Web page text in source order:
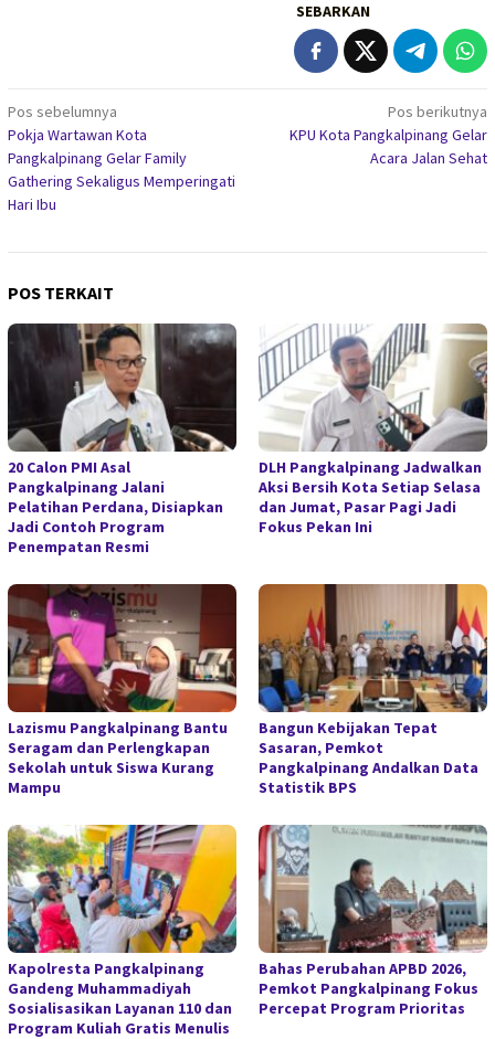
SEBARKAN
Navigasi
pos
Pos sebelumnya
Pokja Wartawan Kota
Pangkalpinang Gelar Family
Gathering Sekaligus Memperingati
Hari Ibu
Pos berikutnya
KPU Kota Pangkalpinang Gelar
Acara Jalan Sehat
POS TERKAIT
20 Calon PMI Asal
Pangkalpinang Jalani
Pelatihan Perdana, Disiapkan
Jadi Contoh Program
Penempatan Resmi
DLH Pangkalpinang Jadwalkan
Aksi Bersih Kota Setiap Selasa
dan Jumat, Pasar Pagi Jadi
Fokus Pekan Ini
Lazismu Pangkalpinang Bantu
Seragam dan Perlengkapan
Sekolah untuk Siswa Kurang
Mampu
Bangun Kebijakan Tepat
Sasaran, Pemkot
Pangkalpinang Andalkan Data
Statistik BPS
Kapolresta Pangkalpinang
Gandeng Muhammadiyah
Sosialisasikan Layanan 110 dan
Program Kuliah Gratis Menulis
Bahas Perubahan APBD 2026,
Pemkot Pangkalpinang Fokus
Percepat Program Prioritas